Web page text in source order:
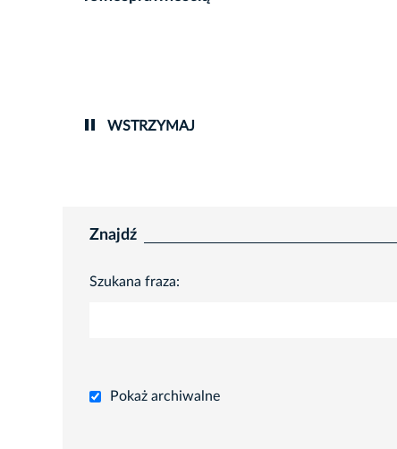
WSTRZYMAJ
Znajdź
Szukana fraza:
Pokaż archiwalne